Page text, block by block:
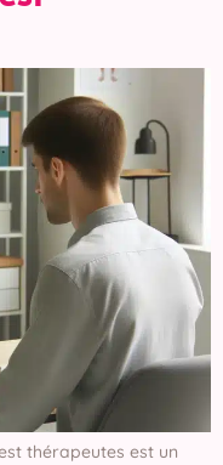
thérapeutes est un